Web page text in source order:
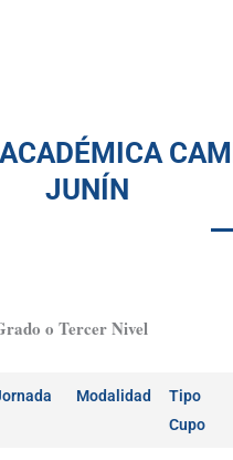
JUNÍN
o Tercer Nivel
Modalidad
Tipo
Cupo